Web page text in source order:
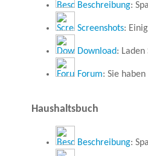
Beschreibung:
Screenshots:
Download:
Forum: Sie
Haushaltsbuch
Beschreibung: